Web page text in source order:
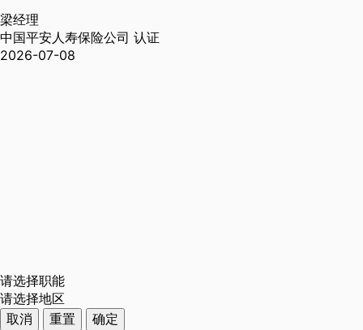
梁经理
中国平安人寿保险公司 认证
2026-07-08
请选择职能
请选择地区
取消
重置
确定